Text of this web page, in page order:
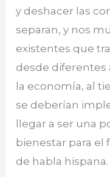
y deshacer las
separan, y nos
existentes que
desde diferentes
la economía, al
se deberían
llegar a ser una
bienestar para el
de habla hispana.